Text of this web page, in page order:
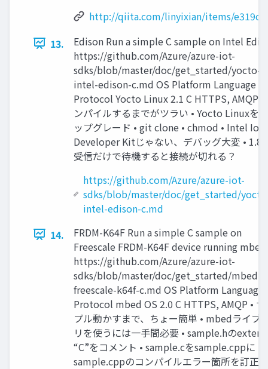
http://qiita.com/linyixian/items/
13.
Edison Run a simple C sample on Intel
https://github.com/Azure/azure-iot-
sdks/blob/master/doc/get_started/yocto-
intel-edison-c.md OS Platform Language
Protocol Yocto Linux 2.1 C HTTPS, AMQP •
ンパイルするまでがツラい • Yocto Linuxをア
ップグレード • git clone • chmod • Intel IoT
Developer Kitじゃない、デバッグ大変 • 1.8V
受信だけで待機すると接続が切れる？
https://github.com/Azure/azure-iot-
sdks/blob/master/doc/get_started/
intel-edison-c.md
14.
FRDM-K64F Run a simple C sample on
Freescale FRDM-K64F device running mbed
https://github.com/Azure/azure-iot-
sdks/blob/master/doc/get_started/mbed-
freescale-k64f-c.md OS Platform Language
Protocol mbed OS 2.0 C HTTPS, AMQP •
プル動かすまで、ちょー簡単 • mbedライブ
リを使うには一手間必要 • sample.hのextern
“C”をコメント • sample.cをsample.cppに •
sample.cppのコンパイルエラー箇所を訂正